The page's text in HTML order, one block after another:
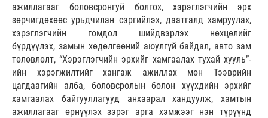
ажиллагааг боловсронгуй болгох, хэрэглэгчийн эрх
зөрчигдөхөөс урьдчилан сэргийлэх, даатгалд хамруулах,
хэрэглэгчийн гомдол шийдвэрлэх нөхцөлийг
бүрдүүлэх, замын хөдөлгөөний аюулгүй байдал, авто зам
төлөвлөлт, “Хэрэглэгчийн эрхийг хамгаалах тухай хууль”-
ийн хэрэгжилтийг хангаж ажиллах мөн Тээврийн
цагдаагийн алба, боловсролын болон хүүхдийн эрхийг
хамгаалах байгууллагууд анхаарал хандуулж, хамтын
ажиллагааг өрнүүлэх зэрэг арга хэмжээг нэн түрүүнд